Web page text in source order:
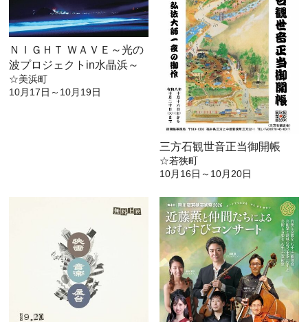
ＮＩＧＨＴ ＷＡＶＥ～光の
波プロジェクトin水晶浜～
☆美浜町
10月17日～10月19日
三方石観世音正当御開帳
☆若狭町
10月16日～10月20日